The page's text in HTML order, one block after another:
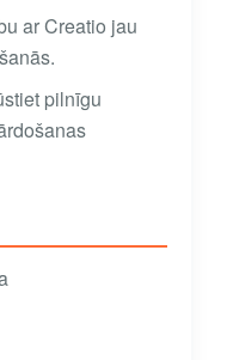
ar Creatio jau
pilnīgu